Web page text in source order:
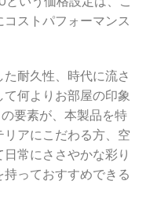
ストパフォーマンス
耐久性、時代に流さ
何よりお部屋の印象
要素が、本製品を特
アにこだわる方、空
常にささやかな彩り
っておすすめできる